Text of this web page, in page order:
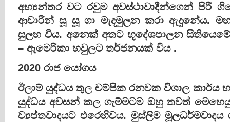
අභ්‍යන්තර වට රවුම අවස්ථාවාදීන්ගෙන් පිරී
ආචාරීන් සූ සූ ගා මැදමුලන කරා ඇදුනේය.
සුලභ විය. අනෙක් අතට භූදේශපාලන
– ඇමෙරිකා හවුලට තර්ජනයක් විය .
2020 රාජ යෝගය
ඊලාම් යුද්ධය තුල චම්පික රනවක විශාල කාර්ය
යුද්ධය අවසන් කල ගැම්මටම ඔහු තවත්
ව්‍යප්තවාදයට එරෙහිවය. මුස්ලිම